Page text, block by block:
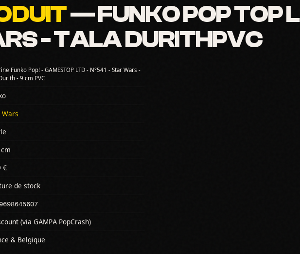
— FUNKO POP TOP
- TALA DURITHPVC
Funko Pop! - GAMESTOP LTD - N°541 - Star Wars -
- 9 cm PVC
Wars
€
de stock
(via GAMPA PopCrash)
& Belgique